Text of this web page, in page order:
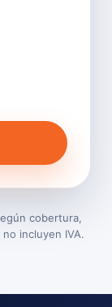
cobertura,
incluyen IVA.